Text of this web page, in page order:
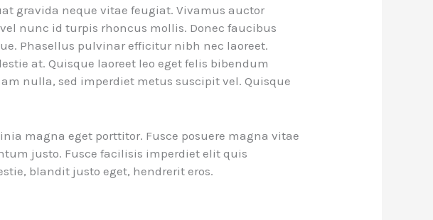
gravida neque vitae feugiat. Vivamus auctor
nunc id turpis rhoncus mollis. Donec faucibus
Phasellus pulvinar efficitur nibh nec laoreet.
at. Quisque laoreet leo eget felis bibendum
nulla, sed imperdiet metus suscipit vel. Quisque
magna eget porttitor. Fusce posuere magna vitae
justo. Fusce facilisis imperdiet elit quis
blandit justo eget, hendrerit eros.